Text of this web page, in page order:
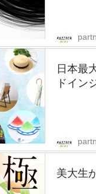
日本最
ドイン
美大生